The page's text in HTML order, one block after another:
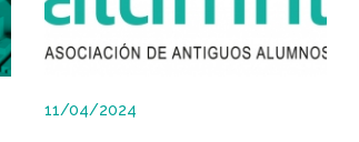
11/04/2024